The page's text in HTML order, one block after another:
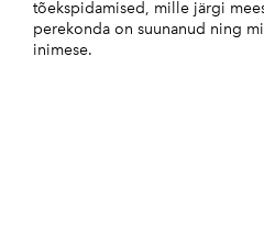
tõekspidamised, mille järgi
perekonda on suunanud ning
inimese.